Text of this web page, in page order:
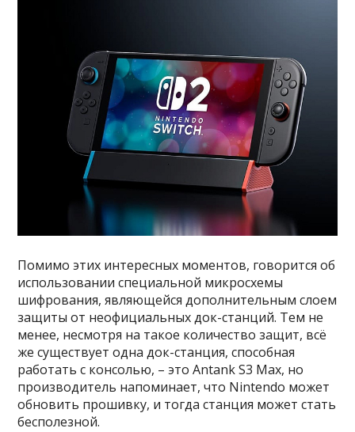
Помимо этих интересных моментов, говорится об
использовании специальной микросхемы
шифрования, являющейся дополнительным слоем
защиты от неофициальных док-станций. Тем не
менее, несмотря на такое количество защит, всё
же существует одна док-станция, способная
работать с консолью, – это Antank S3 Max, но
производитель напоминает, что Nintendo может
обновить прошивку, и тогда станция может стать
бесполезной.